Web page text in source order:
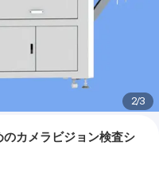
2/3
カメラビジョン検査シ